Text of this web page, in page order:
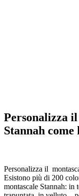
Personalizza
Stannah
Personalizza il
Esistono più di 200
montascale Stannah: